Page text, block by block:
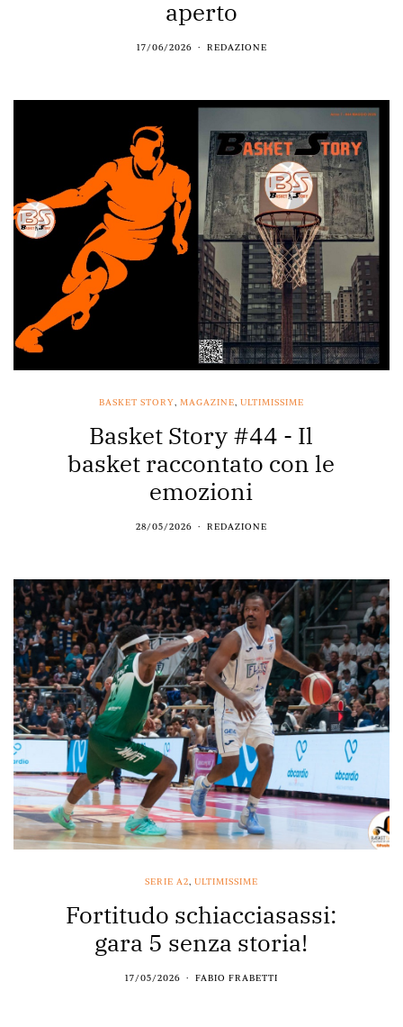
aperto
17/06/2026 REDAZIONE
BASKET STORY, MAGAZINE, ULTIMISSIME
Basket Story #44 - Il
basket raccontato con le
emozioni
28/05/2026 REDAZIONE
SERIE A2, ULTIMISSIME
Fortitudo schiacciasassi:
gara 5 senza storia!
17/05/2026 FABIO FRABETTI